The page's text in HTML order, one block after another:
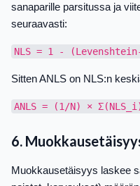
sanaparille parsitussa ja
seuraavasti:
Sitten ANLS on NLS:n
6.
Muokkausetäisyys laskee